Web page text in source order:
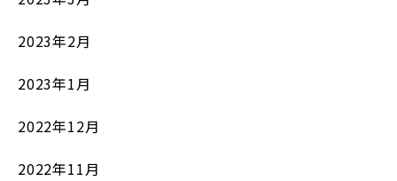
2023年2月
2023年1月
2022年12月
2022年11月